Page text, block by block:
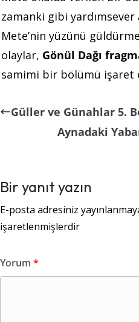
zamanki gibi yardımsever
Mete’nin yüzünü
olaylar, Gönül Dağı
samimi bir bölümü işaret
Güller ve Günahlar 5.
Aynadaki
Bir yanıt yazın
E-posta adresiniz
işaretlenmişlerdir
Yorum *